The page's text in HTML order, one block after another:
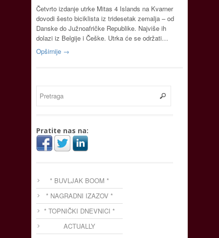
Četvrto izdanje utrke Mitas 4 Islands na Kvarner
dovodi šesto biciklista iz tridesetak zemalja – od
Danske do Južnoafričke Republike. Najviše ih
dolazi iz Belgije i Češke. Utrka će se održati…
Opširnije →
Pratite nas na:
* BUVLJAK BOOM *
* NAGRADNI IZAZOV *
* TOPNIČKI DNEVNICI *
ACTUALLY